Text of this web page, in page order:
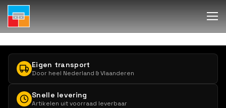
Eigen transport
Door heel Nederland & Vlaanderen
Snelle levering
Artikelen uit voorraad leverbaar